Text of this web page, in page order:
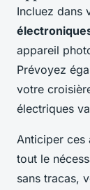
Incluez dans
appareil
Prévoyez
votre
électriques
Anticiper ces
tout le
sans tracas,